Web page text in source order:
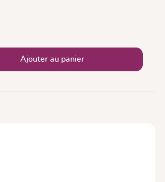
quantité souhaitée ou
Ajouter au panier